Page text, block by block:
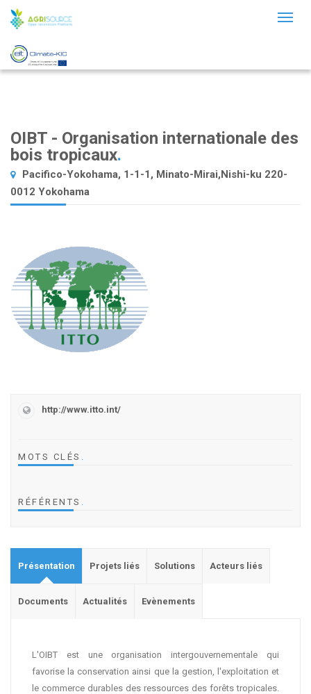
OIBT - Organisation internationale des
bois tropicaux.
Pacifico-Yokohama, 1-1-1, Minato-Mirai,Nishi-ku 220-
0012 Yokohama
http://www.itto.int/
MOTS CLÉS .
RÉFÉRENTS .
Présentation Projets liés Solutions Acteurs liés
Documents Actualités Evènements
L'OIBT est une organisation intergouvernementale qui
favorise la conservation ainsi que la gestion, l'exploitation et
le commerce durables des ressources des forêts tropicales.